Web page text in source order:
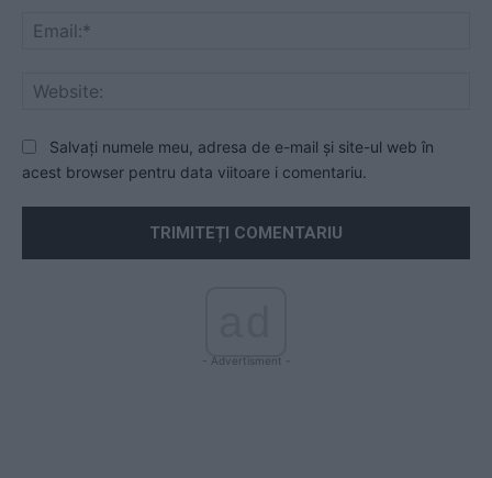
Salvați numele meu, adresa de e-mail și site-ul web în
acest browser pentru data viitoare i comentariu.
- Advertisment -